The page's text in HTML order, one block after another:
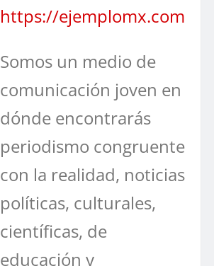
https://ejemplomx.com
Somos un medio de
comunicación joven en
dónde encontrarás
periodismo congruente
con la realidad, noticias
políticas, culturales,
científicas, de
educación y